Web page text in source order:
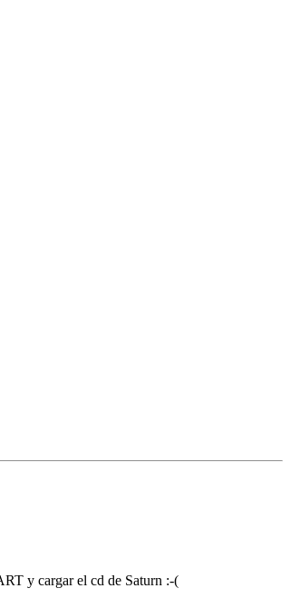
y cargar el cd de Saturn :-(